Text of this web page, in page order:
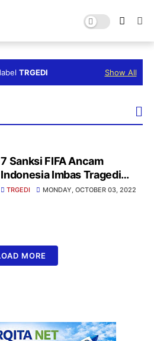
TRGEDI Show All
7 Sanksi FIFA Ancam
Indonesia Imbas Tragedi
Stadion Kanjuruan
TRGEDI MONDAY, OCTOBER 03, 2022
MORE